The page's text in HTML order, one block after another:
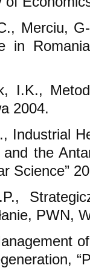
Merciu,
in
I.K.,
2004.
Industrial
the
Science”
PWN,